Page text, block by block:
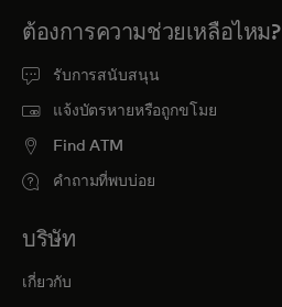
ต้องการความช่วยเหลือไหม?
รับการสนับสนุน
แจ้งบัตรหายหรือถูกขโมย
Find ATM
คำถามที่พบบ่อย
บริษัท
เกี่ยวกับ